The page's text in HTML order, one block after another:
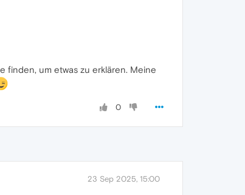
finden, um etwas zu erklären. Meine
0
23 Sep 2025, 15:00